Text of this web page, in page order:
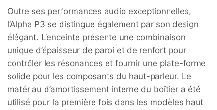
Outre ses performances audio exceptionnelles,
l’Alpha P3 se distingue également par son design
élégant. L’enceinte présente une combinaison
unique d’épaisseur de paroi et de renfort pour
contrôler les résonances et fournir une plate-forme
solide pour les composants du haut-parleur. Le
matériau d’amortissement interne du boîtier a été
utilisé pour la première fois dans les modèles haut